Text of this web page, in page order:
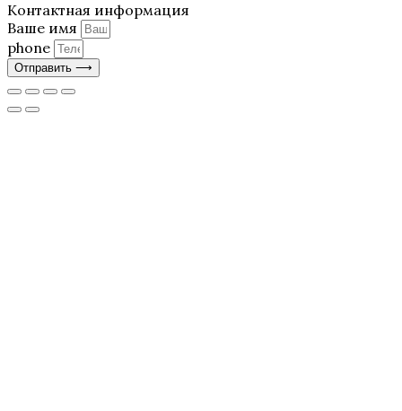
Контактная информация
Ваше имя
phone
Отправить ⟶